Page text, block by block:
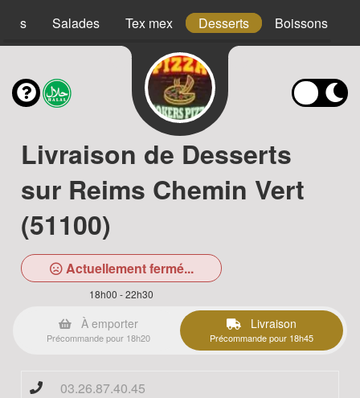
Salades Tex mex Desserts Boissons
Livraison de Desserts
sur Reims Chemin Vert
(51100)
Actuellement fermé...
18h00 - 22h30
À emporter
Précommande pour 18h20
Livraison
Précommande pour 18h45
03.26.87.40.45